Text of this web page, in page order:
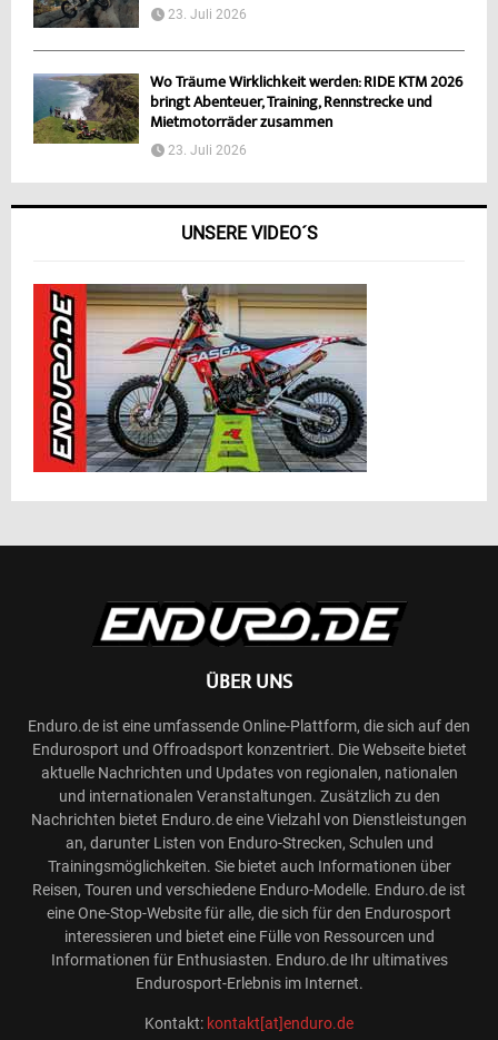
23. Juli 2026
Wo Träume Wirklichkeit werden: RIDE KTM 2026
bringt Abenteuer, Training, Rennstrecke und
Mietmotorräder zusammen
23. Juli 2026
UNSERE VIDEO´S
ÜBER UNS
Enduro.de ist eine umfassende Online-Plattform, die sich auf den
Endurosport und Offroadsport konzentriert. Die Webseite bietet
aktuelle Nachrichten und Updates von regionalen, nationalen
und internationalen Veranstaltungen. Zusätzlich zu den
Nachrichten bietet Enduro.de eine Vielzahl von Dienstleistungen
an, darunter Listen von Enduro-Strecken, Schulen und
Trainingsmöglichkeiten. Sie bietet auch Informationen über
Reisen, Touren und verschiedene Enduro-Modelle. Enduro.de ist
eine One-Stop-Website für alle, die sich für den Endurosport
interessieren und bietet eine Fülle von Ressourcen und
Informationen für Enthusiasten. Enduro.de Ihr ultimatives
Endurosport-Erlebnis im Internet.
Kontakt: kontakt[at]enduro.de